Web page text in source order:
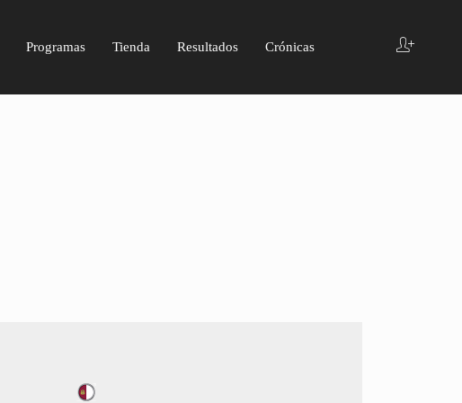
Programas Tienda Resultados Crónicas